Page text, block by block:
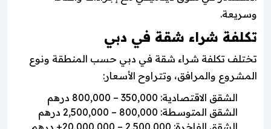
وسريعة.
تكلفة شراء شقة في دبي
تختلف تكلفة شراء شقة في دبي حسب المنطقة ونوع
المشروع والمرافق، وتتراوح الأسعار:
الشقق الاقتصادية: 350,000 – 800,000 درهم
الشقق المتوسطة: 800,000 – 2,500,000 درهم
الشقق الفاخرة: 2,500,000 – 20,000,000+ درهم